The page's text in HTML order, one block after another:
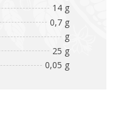
14 g
0,7 g
g
25 g
0,05 g